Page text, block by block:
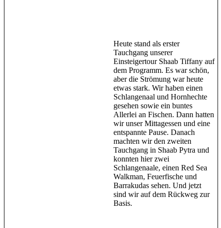
Heute stand als erster
Tauchgang unserer
Einsteigertour Shaab Tiffany auf
dem Programm. Es war schön,
aber die Strömung war heute
etwas stark. Wir haben einen
Schlangenaal und Hornhechte
gesehen sowie ein buntes
Allerlei an Fischen. Dann hatten
wir unser Mittagessen und eine
entspannte Pause. Danach
machten wir den zweiten
Tauchgang in Shaab Pytra und
konnten hier zwei
Schlangenaale, einen Red Sea
Walkman, Feuerfische und
Barrakudas sehen. Und jetzt
sind wir auf dem Rückweg zur
Basis.